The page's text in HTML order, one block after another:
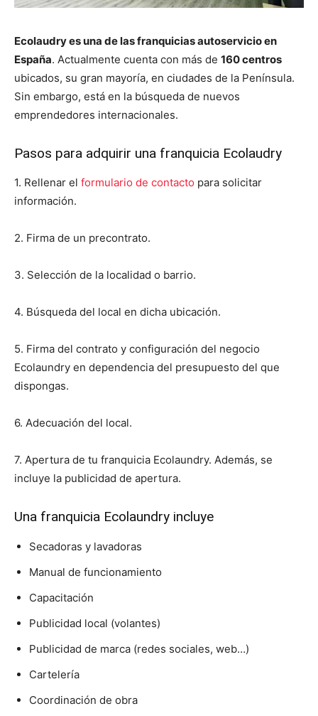
Ecolaudry es una de las franquicias autoservicio en
España. Actualmente cuenta con más de 160 centros
ubicados, su gran mayoría, en ciudades de la Península.
Sin embargo, está en la búsqueda de nuevos
emprendedores internacionales.
Pasos para adquirir una franquicia Ecolaudry
1. Rellenar el formulario de contacto para solicitar
información.
2. Firma de un precontrato.
3. Selección de la localidad o barrio.
4. Búsqueda del local en dicha ubicación.
5. Firma del contrato y configuración del negocio
Ecolaundry en dependencia del presupuesto del que
dispongas.
6. Adecuación del local.
7. Apertura de tu franquicia Ecolaundry. Además, se
incluye la publicidad de apertura.
Una franquicia Ecolaundry incluye
Secadoras y lavadoras
Manual de funcionamiento
Capacitación
Publicidad local (volantes)
Publicidad de marca (redes sociales, web…)
Cartelería
Coordinación de obra